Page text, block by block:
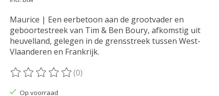
Maurice | Een eerbetoon aan de grootvader en
geboortestreek van Tim & Ben Boury, afkomstig uit
heuvelland, gelegen in de grensstreek tussen West-
Vlaanderen en Frankrijk.
De beoordeling van dit product is
(0)
Op voorraad